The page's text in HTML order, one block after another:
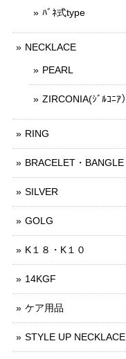
ﾊﾞﾈ式type
NECKLACE
PEARL
ZIRCONIA(ｼﾞﾙｺﾆｱ）
RING
BRACELET・BANGLE
SILVER
GOLG
K１８・K１０
14KGF
ケア用品
STYLE UP NECKLACE